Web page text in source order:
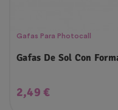
Gafas Para Photocall
Gafas De Sol Con
Precio
2,49 €